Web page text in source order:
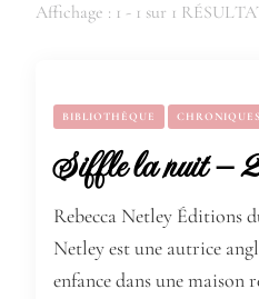
Affichage : 1 - 1 sur 1
BIBLIOTHÈQUE CHRONIQUES
Siffle la nuit –
Rebecca Netley Éditions
Netley est une autrice
enfance dans une maison